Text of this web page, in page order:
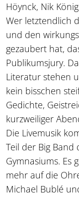
Höynck, Nik
Wer letztendlich
und den
gezaubert hat,
Publikumsjury.
Literatur stehen
kein bisschen
Gedichte,
kurzweiliger
Die Livemusik
Teil der Big Band
Gymnasiums. Es
mehr auf die
Michael Bublé